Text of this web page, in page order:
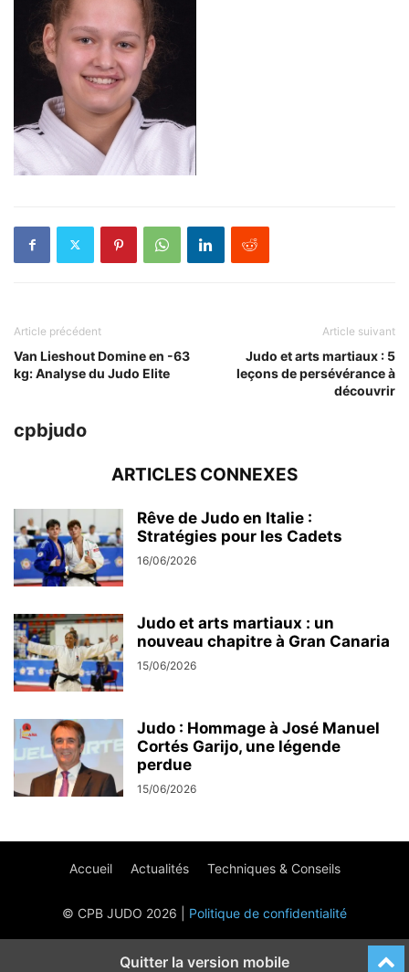
Article précédent
Van Lieshout Domine en -63
kg: Analyse du Judo Elite
Article suivant
Judo et arts martiaux : 5
leçons de persévérance à
découvrir
cpbjudo
ARTICLES CONNEXES
Rêve de Judo en Italie :
Stratégies pour les Cadets
16/06/2026
Judo et arts martiaux : un
nouveau chapitre à Gran Canaria
15/06/2026
Judo : Hommage à José Manuel
Cortés Garijo, une légende
perdue
15/06/2026
Accueil Actualités Techniques & Conseils
© CPB JUDO 2026 | Politique de confidentialité
Quitter la version mobile